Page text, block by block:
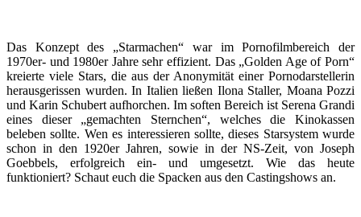
Das Konzept des „Starmachen“ war im Pornofilmbereich der
1970er- und 1980er Jahre sehr effizient. Das „Golden Age of Porn“
kreierte viele Stars, die aus der Anonymität einer Pornodarstellerin
herausgerissen wurden. In Italien ließen Ilona Staller, Moana Pozzi
und Karin Schubert aufhorchen. Im soften Bereich ist Serena Grandi
eines dieser „gemachten Sternchen“, welches die Kinokassen
beleben sollte. Wen es interessieren sollte, dieses Starsystem wurde
schon in den 1920er Jahren, sowie in der NS-Zeit, von Joseph
Goebbels, erfolgreich ein- und umgesetzt. Wie das heute
funktioniert? Schaut euch die Spacken aus den Castingshows an.